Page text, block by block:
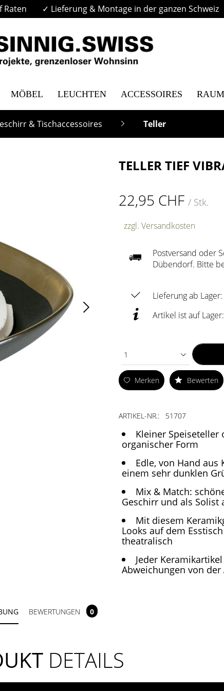
Raten ✓ Lieferung & Montage in der ganzen Schweiz
MÖBEL LEUCHTEN ACCESSOIRES RAUM
& Tischaccessoires Teller
TELLER TIEF
22,95 CHF/ Stk.
zzgl. Versandkosten
Postversand oder
Dübendorf. Bitte
Lieferung ab
Artikel ist auf
1
Merken Bewerten
ARTIKEL-NR.: 51707
Kleiner
organischer Form
Edle, von Hand
einem sehr dunklen
Mix & Match:
Geschirr und als Solist
Mit diesem
Looks auf dem
theatralisch
Jeder
Abweichungen von
BEWERTUNGEN 0
DETAILS